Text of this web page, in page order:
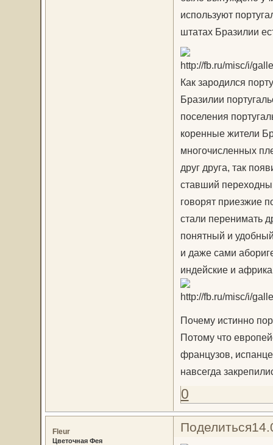
используют
штатах Бразилии
Как зародился
Бразилии
поселения
коренные жители
многочисленных
друг друга, так
ставший
говорят приезжие
стали перенимать
понятный и
и даже сами
индейские и
Почему истинно
Потому что
французов,
навсегда
0
Поделиться
Fleur
Цветочная Фея